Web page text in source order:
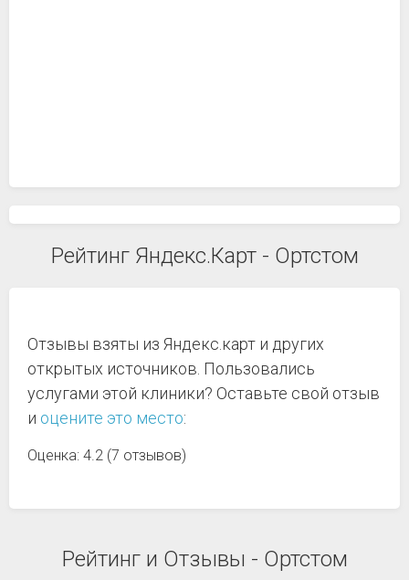
Рейтинг Яндекс.Карт - Ортстом
Отзывы взяты из Яндекс.карт и других
открытых источников. Пользовались
услугами этой клиники? Оставьте свой отзыв
и оцените это место:
Оценка: 4.2 (7 отзывов)
Рейтинг и Отзывы - Ортстом